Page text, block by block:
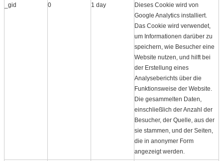
_gid 0 1 day
Dieses Cookie wird von
Google Analytics installiert.
Das Cookie wird verwendet,
um Informationen darüber zu
speichern, wie Besucher eine
Website nutzen, und hilft bei
der Erstellung eines
Analyseberichts über die
Funktionsweise der Website.
Die gesammelten Daten,
einschließlich der Anzahl der
Besucher, der Quelle, aus der
sie stammen, und der Seiten,
die in anonymer Form
angezeigt werden.